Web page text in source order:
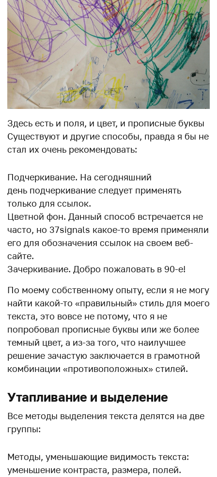
Здесь есть и поля, и цвет, и прописные буквы
Существуют и другие способы, правда я бы не
стал их очень рекомендовать:
Подчеркивание. На сегодняшний
день подчеркивание следует применять
только для ссылок.
Цветной фон. Данный способ встречается не
часто, но 37signals какое-то время применяли
его для обозначения ссылок на своем веб-
сайте.
Зачеркивание. Добро пожаловать в 90-е!
По моему собственному опыту, если я не могу
найти какой-то «правильный» стиль для моего
текста, это вовсе не потому, что я не
попробовал прописные буквы или же более
темный цвет, а из-за того, что наилучшее
решение зачастую заключается в грамотной
комбинации «противоположных» стилей.
Утапливание и выделение
Все методы выделения текста делятся на две
группы:
Методы, уменьшающие видимость текста:
уменьшение контраста, размера, полей.